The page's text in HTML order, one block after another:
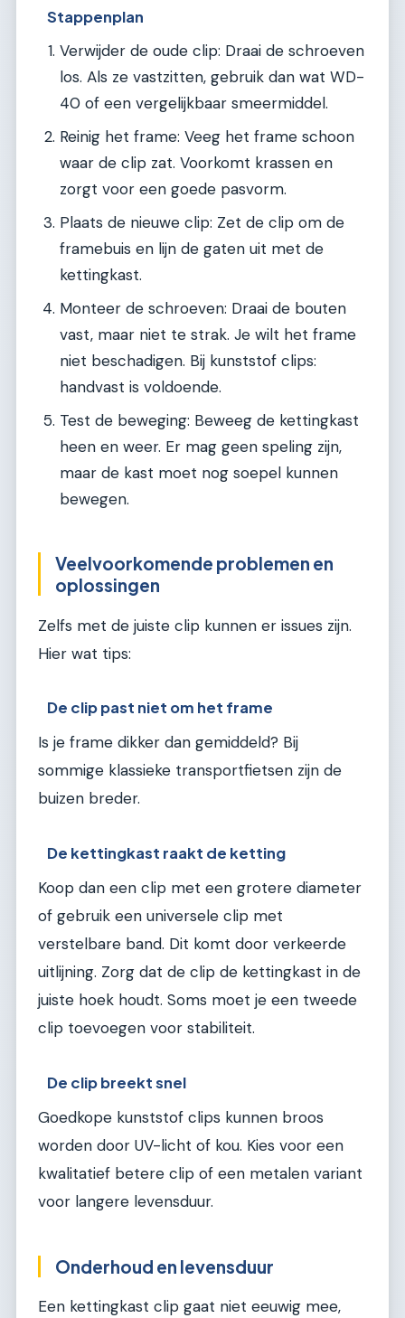
Stappenplan
Verwijder de oude clip: Draai de schroeven
los. Als ze vastzitten, gebruik dan wat WD-
40 of een vergelijkbaar smeermiddel.
Reinig het frame: Veeg het frame schoon
waar de clip zat. Voorkomt krassen en
zorgt voor een goede pasvorm.
Plaats de nieuwe clip: Zet de clip om de
framebuis en lijn de gaten uit met de
kettingkast.
Monteer de schroeven: Draai de bouten
vast, maar niet te strak. Je wilt het frame
niet beschadigen. Bij kunststof clips:
handvast is voldoende.
Test de beweging: Beweeg de kettingkast
heen en weer. Er mag geen speling zijn,
maar de kast moet nog soepel kunnen
bewegen.
Veelvoorkomende problemen en
oplossingen
Zelfs met de juiste clip kunnen er issues zijn.
Hier wat tips:
De clip past niet om het frame
Is je frame dikker dan gemiddeld? Bij
sommige klassieke transportfietsen zijn de
buizen breder.
De kettingkast raakt de ketting
Koop dan een clip met een grotere diameter
of gebruik een universele clip met
verstelbare band. Dit komt door verkeerde
uitlijning. Zorg dat de clip de kettingkast in de
juiste hoek houdt. Soms moet je een tweede
clip toevoegen voor stabiliteit.
De clip breekt snel
Goedkope kunststof clips kunnen broos
worden door UV-licht of kou. Kies voor een
kwalitatief betere clip of een metalen variant
voor langere levensduur.
Onderhoud en levensduur
Een kettingkast clip gaat niet eeuwig mee,